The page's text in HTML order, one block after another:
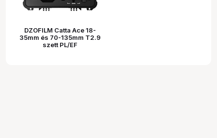
DZOFILM Catta Ace 18-
35mm és 70-135mm T2.9
szett PL/EF